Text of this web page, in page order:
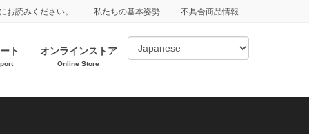
お読みください。 私たちの基本姿勢 不具合商品情報
ト オンラインストア
Online Store